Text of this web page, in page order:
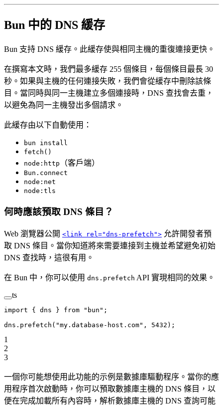
Bun 中的 DNS 緩存
Bun 支持 DNS 緩存。此緩存使與相同主機的重復連接更快。
在撰寫本文時，我們最多緩存 255 個條目，每個條目最長 30
秒。如果與主機的任何連接失敗，我們會從緩存中刪除該條
目。當同時與同一主機建立多個連接時，DNS 查找會去重，
以避免為同一主機發出多個請求。
此緩存由以下自動使用：
bun install
fetch()
node:http
（客戶端）
Bun.connect
node:net
node:tls
何時應該預取 DNS 條目？
Web 瀏覽器公開 <link rel="dns-prefetch"> 允許開發者預
取 DNS 條目。當你知道將來需要連接到主機並希望避免初始
DNS 查找時，這很有用。
在 Bun 中，你可以使用 dns.prefetch API 實現相同的效果。
ts
import { dns } from "bun" ;
dns. prefetch ( "my.database-host.com" , 5432 );
1
2
3
一個你可能想使用此功能的示例是數據庫驅動程序。當你的應
用程序首次啟動時，你可以預取數據庫主機的 DNS 條目，以
便在完成加載所有內容時，解析數據庫主機的 DNS 查詢可能